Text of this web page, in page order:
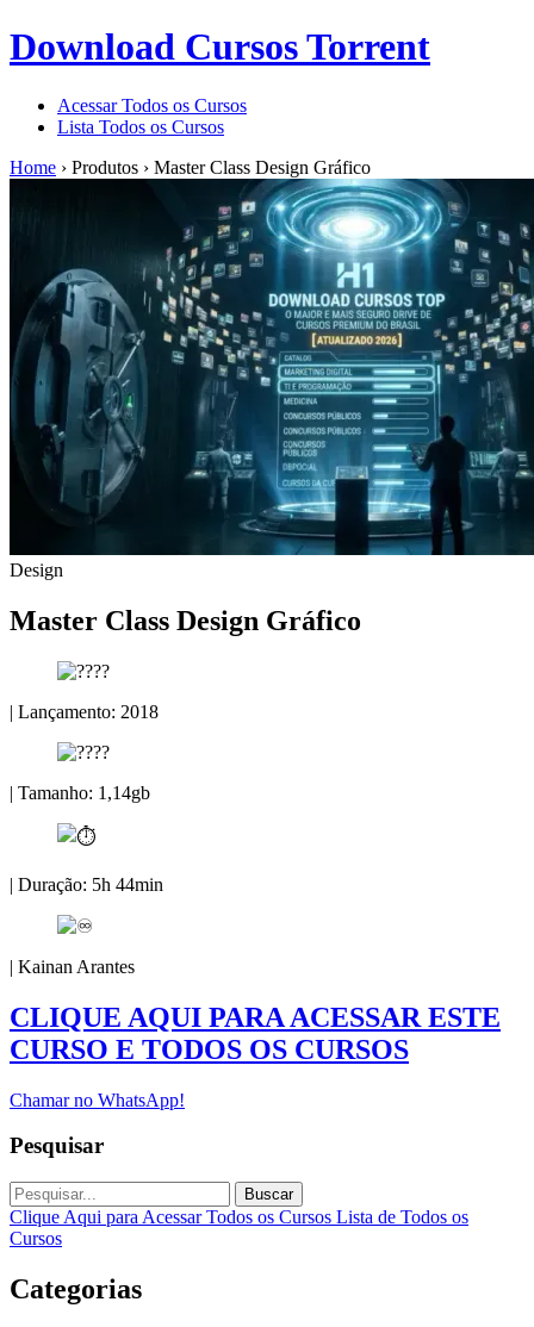
Download Cursos Torrent
Acessar Todos os Cursos
Lista Todos os Cursos
Home › Produtos › Master Class Design Gráfico
Design
Master Class Design Gráfico
| Lançamento: 2018
| Tamanho: 1,14gb
| Duração: 5h 44min
| Kainan Arantes
CLIQUE AQUI PARA ACESSAR ESTE
CURSO E TODOS OS CURSOS
Chamar no WhatsApp!
Pesquisar
Buscar
Clique Aqui para Acessar Todos os Cursos Lista de Todos os
Cursos
Categorias